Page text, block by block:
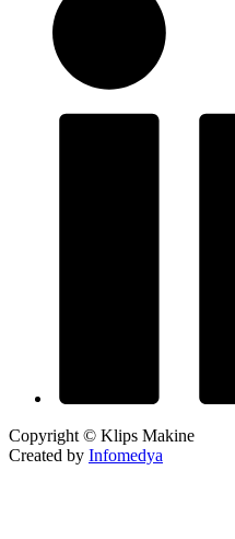
Copyright © Klips Makine
Created by Infomedya